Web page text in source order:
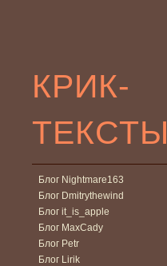
КРИК-
ТЕКСТЫ
Блог Nightmare163
Блог Dmitrythewind
Блог it_is_apple
Блог MaxCady
Блог Petr
Блог Lirik